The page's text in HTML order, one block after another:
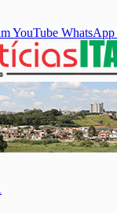
YouTube WhatsApp